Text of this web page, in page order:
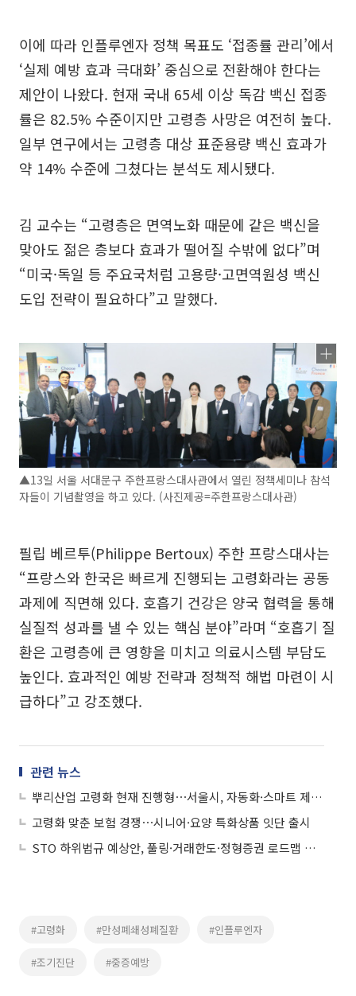
이에 따라 인플루엔자 정책 목표도 ‘접종률 관리’에서
‘실제 예방 효과 극대화’ 중심으로 전환해야 한다는
제안이 나왔다. 현재 국내 65세 이상 독감 백신 접종
률은 82.5% 수준이지만 고령층 사망은 여전히 높다.
일부 연구에서는 고령층 대상 표준용량 백신 효과가
약 14% 수준에 그쳤다는 분석도 제시됐다.
김 교수는 “고령층은 면역노화 때문에 같은 백신을
맞아도 젊은 층보다 효과가 떨어질 수밖에 없다”며
“미국·독일 등 주요국처럼 고용량·고면역원성 백신
도입 전략이 필요하다”고 말했다.
▲13일 서울 서대문구 주한프랑스대사관에서 열린 정책세미나 참석
자들이 기념촬영을 하고 있다. (사진제공=주한프랑스대사관)
필립 베르투(Philippe Bertoux) 주한 프랑스대사는
“프랑스와 한국은 빠르게 진행되는 고령화라는 공동
과제에 직면해 있다. 호흡기 건강은 양국 협력을 통해
실질적 성과를 낼 수 있는 핵심 분야”라며 “호흡기 질
환은 고령층에 큰 영향을 미치고 의료시스템 부담도
높인다. 효과적인 예방 전략과 정책적 해법 마련이 시
급하다”고 강조했다.
관련 뉴스
뿌리산업 고령화 현재 진행형⋯서울시, 자동화·스마트 제조로 맞선다
고령화 맞춘 보험 경쟁⋯시니어·요양 특화상품 잇단 출시
STO 하위법규 예상안, 풀링·거래한도·정형증권 로드맵 제시
#고령화 #만성폐쇄성폐질환 #인플루엔자
#조기진단 #중증예방